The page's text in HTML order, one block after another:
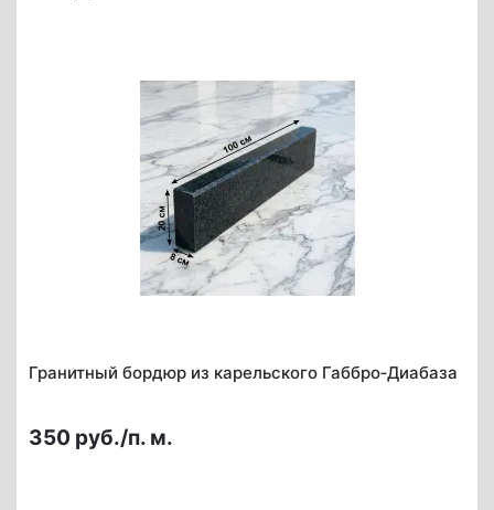
Гранитный бордюр из карельского Габбро‑Диабаза
350 руб./п. м.